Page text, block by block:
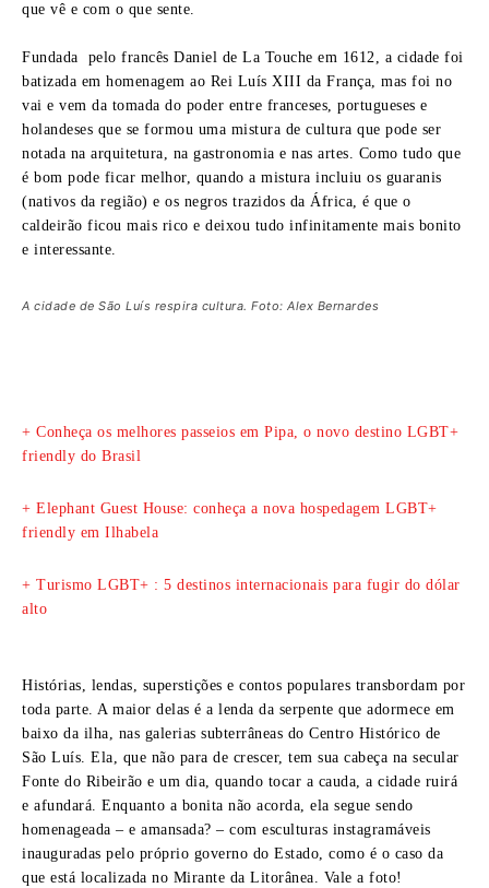
que vê e com o que sente.
Fundada pelo francês Daniel de La Touche em 1612, a cidade foi
batizada em homenagem ao Rei Luís XIII da França, mas foi no
vai e vem da tomada do poder entre franceses, portugueses e
holandeses que se formou uma mistura de cultura que pode ser
notada na arquitetura, na gastronomia e nas artes. Como tudo que
é bom pode ficar melhor, quando a mistura incluiu os guaranis
(nativos da região) e os negros trazidos da África, é que o
caldeirão ficou mais rico e deixou tudo infinitamente mais bonito
e interessante.
A cidade de São Luís respira cultura. Foto: Alex Bernardes
+ Conheça os melhores passeios em Pipa, o novo destino LGBT+
friendly do Brasil
+ Elephant Guest House: conheça a nova hospedagem LGBT+
friendly em Ilhabela
+ Turismo LGBT+ : 5 destinos internacionais para fugir do dólar
alto
Histórias, lendas, superstições e contos populares transbordam por
toda parte. A maior delas é a lenda da serpente que adormece em
baixo da ilha, nas galerias subterrâneas do Centro Histórico de
São Luís. Ela, que não para de crescer, tem sua cabeça na secular
Fonte do Ribeirão e um dia, quando tocar a cauda, a cidade ruirá
e afundará. Enquanto a bonita não acorda, ela segue sendo
homenageada – e amansada? – com esculturas instagramáveis
inauguradas pelo próprio governo do Estado, como é o caso da
que está localizada no Mirante da Litorânea. Vale a foto!